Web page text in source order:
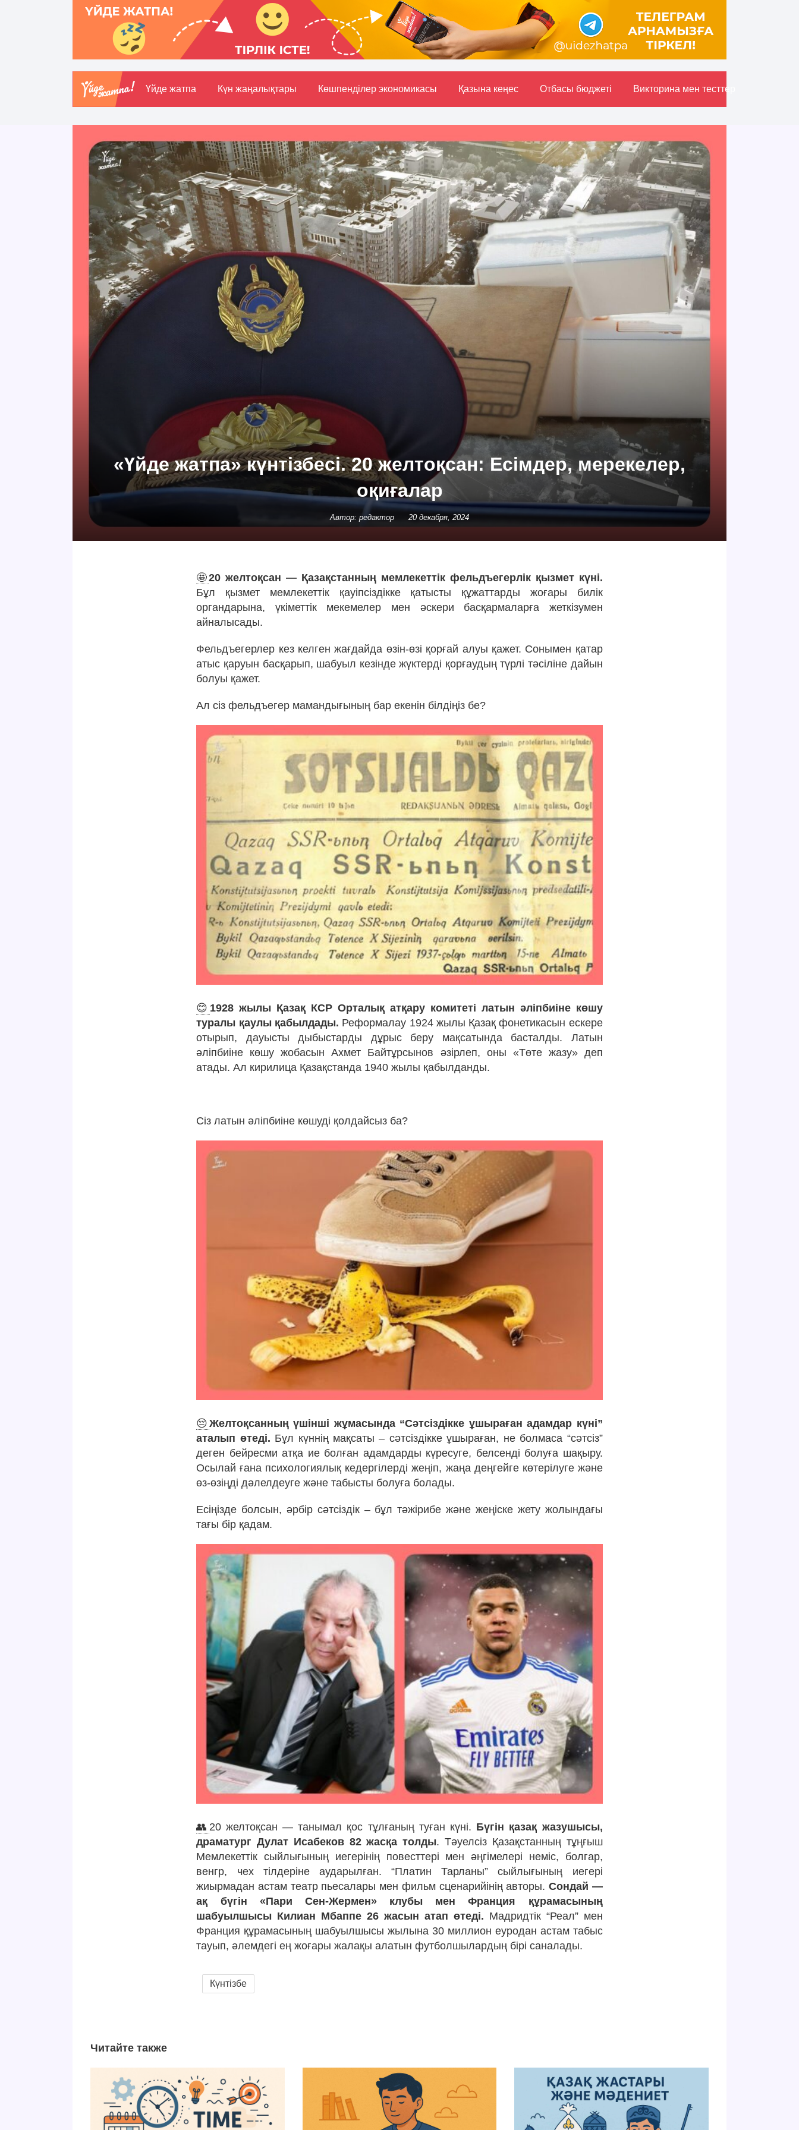
Үйде жатпа Күн жаңалықтары Көшпенділер экономикасы Қазына кеңес Отбасы бюджетi Викторина мен тесттер
«Үйде жатпа» күнтізбесі. 20 желтоқсан: Есімдер, мерекелер,
оқиғалар
Автор: редактор 20 декабря, 2024
🤩20 желтоқсан — Қазақстанның мемлекеттік фельдъегерлік қызмет күні.
Бұл қызмет мемлекеттік қауіпсіздікке қатысты құжаттарды жоғары билік
органдарына, үкіметтік мекемелер мен әскери басқармаларға жеткізумен
айналысады.
Фельдъегерлер кез келген жағдайда өзін-өзі қорғай алуы қажет. Сонымен қатар
атыс қаруын басқарып, шабуыл кезінде жүктерді қорғаудың түрлі тәсіліне дайын
болуы қажет.
Ал сіз фельдъегер мамандығының бар екенін білдіңіз бе?
😊 1928 жылы Қазақ КСР Орталық атқару комитеті латын әліпбиіне көшу
туралы қаулы қабылдады. Реформалау 1924 жылы Қазақ фонетикасын ескере
отырып, дауысты дыбыстарды дұрыс беру мақсатында басталды. Латын
әліпбиіне көшу жобасын Ахмет Байтұрсынов әзірлеп, оны «Төте жазу» деп
атады. Ал кирилица Қазақстанда 1940 жылы қабылданды.
Сіз латын әліпбиіне көшуді қолдайсыз ба?
😔 Желтоқсанның үшінші жұмасында “Сәтсіздікке ұшыраған адамдар күні”
аталып өтеді. Бұл күннің мақсаты – сәтсіздікке ұшыраған, не болмаса “сәтсіз”
деген бейресми атқа ие болған адамдарды күресуге, белсенді болуға шақыру.
Осылай ғана психологиялық кедергілерді жеңіп, жаңа деңгейге көтерілуге және
өз-өзіңді дәлелдеуге және табысты болуға болады.
Есіңізде болсын, әрбір сәтсіздік – бұл тәжірибе және жеңіске жету жолындағы
тағы бір қадам.
👥 20 желтоқсан — танымал қос тұлғаның туған күні. Бүгін қазақ жазушысы,
драматург Дулат Исабеков 82 жасқа толды. Тәуелсіз Қазақстанның тұңғыш
Мемлекеттік сыйлығының иегерінің повесттері мен әңгімелері неміс, болгар,
венгр, чех тілдеріне аударылған. “Платин Тарланы” сыйлығының иегері
жиырмадан астам театр пьесалары мен фильм сценарийінің авторы. Сондай —
ақ бүгін «Пари Сен-Жермен» клубы мен Франция құрамасының
шабуылшысы Килиан Мбаппе 26 жасын атап өтеді. Мадридтік “Реал” мен
Франция құрамасының шабуылшысы жылына 30 миллион еуродан астам табыс
тауып, әлемдегі ең жоғары жалақы алатын футболшылардың бірі саналады.
Күнтізбе
Читайте также